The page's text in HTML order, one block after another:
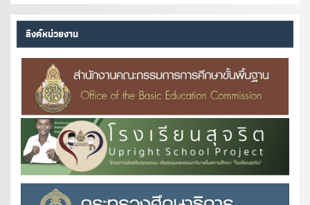
ลิงค์หน่วยงาน